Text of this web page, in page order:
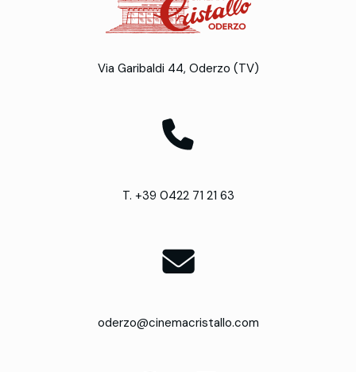
Via Garibaldi 44, Oderzo (TV)
T. +39 0422 71 21 63
oderzo@cinemacristallo.com